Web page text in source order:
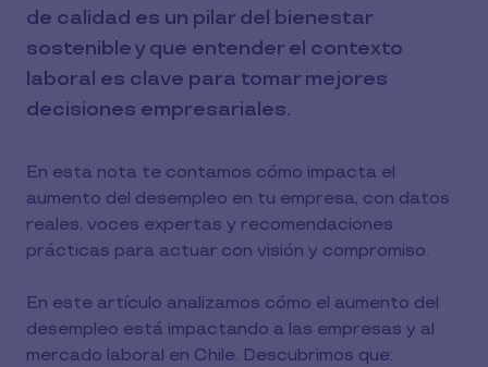
de calidad es un pilar del bienestar
sostenible y que entender el contexto
laboral es clave para tomar mejores
decisiones empresariales.
En esta nota te contamos cómo impacta el
aumento del desempleo en tu empresa, con datos
reales, voces expertas y recomendaciones
prácticas para actuar con visión y compromiso.
En este artículo analizamos cómo el aumento del
desempleo está impactando a las empresas y al
mercado laboral en Chile. Descubrimos que: